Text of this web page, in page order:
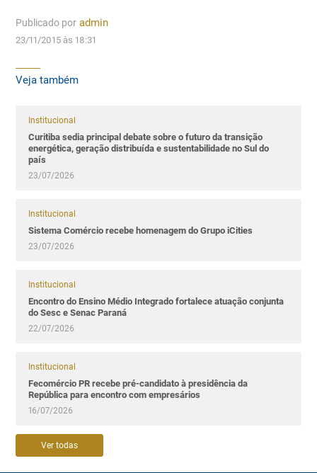
Publicado por admin
23/11/2015 às 18:31
Veja também
Institucional
Curitiba sedia principal debate sobre o futuro da transição
energética, geração distribuída e sustentabilidade no Sul do
país
23/07/2026
Institucional
Sistema Comércio recebe homenagem do Grupo iCities
23/07/2026
Institucional
Encontro do Ensino Médio Integrado fortalece atuação conjunta
do Sesc e Senac Paraná
22/07/2026
Institucional
Fecomércio PR recebe pré-candidato à presidência da
República para encontro com empresários
16/07/2026
Ver todas